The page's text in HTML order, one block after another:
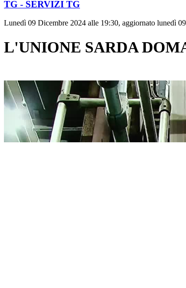
TG - SERVIZI TG
Lunedì 09 Dicembre 2024 alle 19:30, aggiornato lunedì
L'UNIONE SARDA